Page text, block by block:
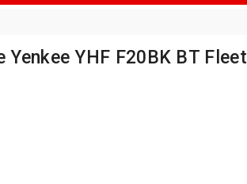
Yenkee YHF F20BK BT Fleet